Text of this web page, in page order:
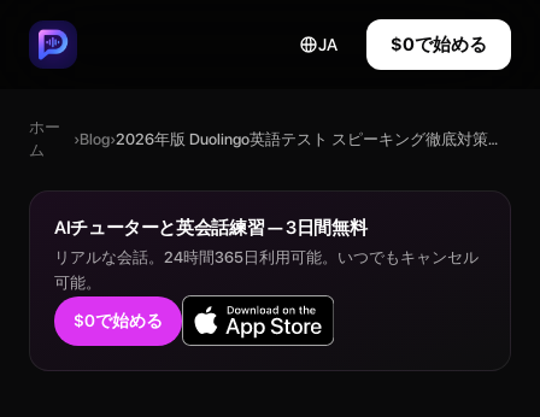
JA $0で始める
ホー
ム
›Blog› 2026年版 Duolingo英語テスト スピーキング徹底対策ガイド
AIチューターと英会話練習 — 3日間無料
リアルな会話。24時間365日利用可能。いつでもキャンセル
可能。
$0で始める